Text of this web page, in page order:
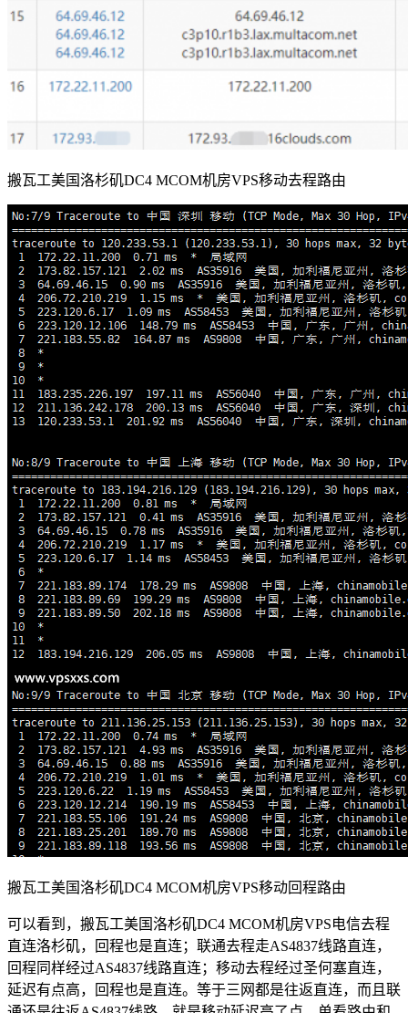
搬瓦工美国洛杉矶DC4 MCOM机房VPS移动去程路由
搬瓦工美国洛杉矶DC4 MCOM机房VPS移动回程路由
可以看到，搬瓦工美国洛杉矶DC4 MCOM机房VPS电信去程
直连洛杉矶，回程也是直连；联通去程走AS4837线路直连，
回程同样经过AS4837线路直连；移动去程经过圣何塞直连，
延迟有点高，回程也是直连。等于三网都是往返直连，而且联